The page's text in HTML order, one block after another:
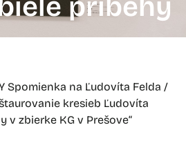
príbehy
Spomienka na Ľudovíta Felda /
kresieb Ľudovíta
v zbierke KG v Prešove“